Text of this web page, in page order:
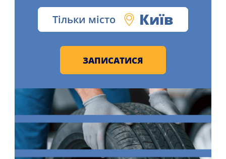
Тільки місто Київ
ЗАПИСАТИСЯ